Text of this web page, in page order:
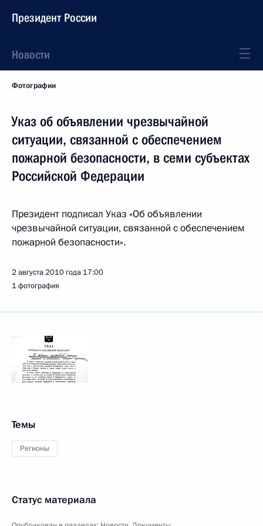
Президент России
Новости
Фотографии
Указ об объявлении чрезвычайной
ситуации, связанной с обеспечением
пожарной безопасности, в семи субъектах
Российской Федерации
Президент подписал Указ «Об объявлении
чрезвычайной ситуации, связанной с обеспечением
пожарной безопасности».
2 августа 2010 года 17:00
1 фотография
Темы
Регионы
Статус материала